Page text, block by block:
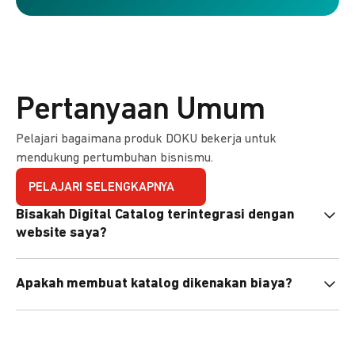
Pertanyaan Umum
Pelajari bagaimana produk DOKU bekerja untuk
mendukung pertumbuhan bisnismu.
PELAJARI SELENGKAPNYA
Bisakah Digital Catalog terintegrasi dengan
website saya?
atau menyematkan QR code di website Anda.
Apakah membuat katalog dikenakan biaya?